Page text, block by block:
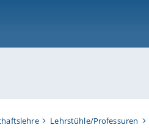
Lehrstühle/Professuren